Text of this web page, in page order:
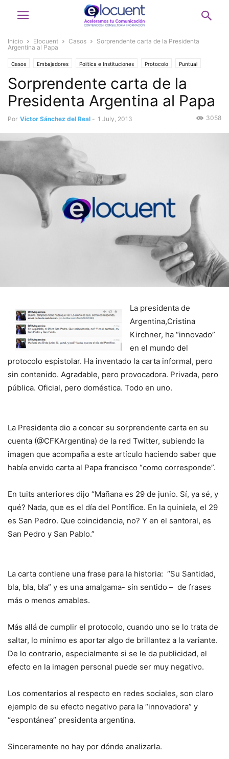
Inicio Elocuent Casos
Sorprendente carta de la Presidenta
Argentina al Papa
Casos Embajadores Política e Instituciones Protocolo Puntual
Sorprendente carta de la
Presidenta Argentina al Papa
Por Víctor Sánchez del Real - 1 July, 2013 3058
La presidenta de
Argentina,Cristina
Kirchner, ha “innovado”
en el mundo del
protocolo espistolar. Ha inventado la carta informal, pero
sin contenido. Agradable, pero provocadora. Privada, pero
pública. Oficial, pero doméstica. Todo en uno.
La Presidenta dio a concer su sorprendente carta en su
cuenta (@CFKArgentina) de la red Twitter, subiendo la
imagen que acompaña a este artículo haciendo saber que
había envido carta al Papa francisco “como corresponde”.
En tuits anteriores dijo “Mañana es 29 de junio. Sí, ya sé, y
qué? Nada, que es el día del Pontífice. En la quiniela, el 29
es San Pedro. Que coincidencia, no? Y en el santoral, es
San Pedro y San Pablo.”
La carta contiene una frase para la historia: “Su Santidad,
bla, bla, bla” y es una amalgama- sin sentido – de frases
más o menos amables.
Más allá de cumplir el protocolo, cuando uno se lo trata de
saltar, lo mínimo es aportar algo de brillantez a la variante.
De lo contrario, especialmente si se le da publicidad, el
efecto en la imagen personal puede ser muy negativo.
Los comentarios al respecto en redes sociales, son claro
ejemplo de su efecto negativo para la “innovadora” y
“espontánea” presidenta argentina.
Sinceramente no hay por dónde analizarla.